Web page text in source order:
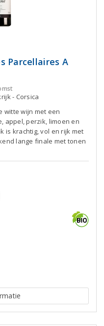
Parcellaires A
- Corsica
witte wijn met een
appel, perzik, limoen en
is krachtig, vol en rijk met
lange finale met tonen